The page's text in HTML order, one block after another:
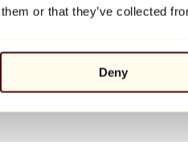
or that they’ve collected
Deny